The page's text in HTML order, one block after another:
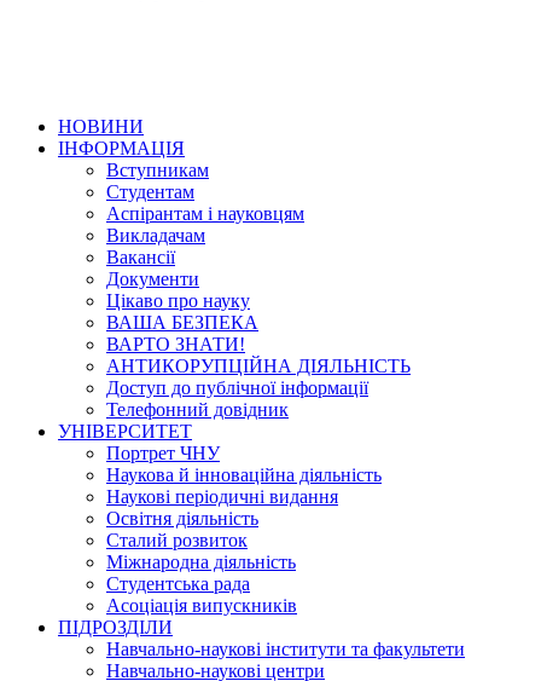
НОВИНИ
ІНФОРМАЦІЯ
Вступникам
Студентам
Аспірантам і науковцям
Викладачам
Вакансії
Документи
Цікаво про науку
ВАША БЕЗПЕКА
ВАРТО ЗНАТИ!
АНТИКОРУПЦІЙНА ДІЯЛЬНІСТЬ
Доступ до публічної інформації
Телефонний довідник
УНІВЕРСИТЕТ
Портрет ЧНУ
Наукова й інноваційна діяльність
Наукові періодичні видання
Освітня діяльність
Сталий розвиток
Міжнародна діяльність
Студентська рада
Асоціація випускників
ПІДРОЗДІЛИ
Навчально-наукові інститути та факультети
Навчально-наукові центри